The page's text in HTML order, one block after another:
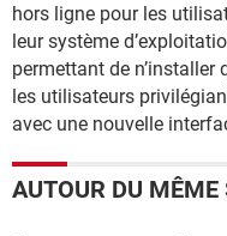
hors ligne pour les
leur système
permettant de
les utilisateurs
avec une nouvelle
AUTOUR DU MÊME